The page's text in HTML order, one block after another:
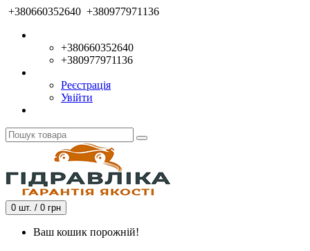
+380660352640 +380977971136
+380660352640
+380977971136
Реєстрація
Увійти
0 шт. / 0 грн
Ваш кошик порожній!